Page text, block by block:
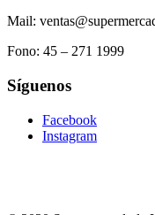
Mail:
Fono: 45 – 271 1999
Síguenos
Facebook
Instagram